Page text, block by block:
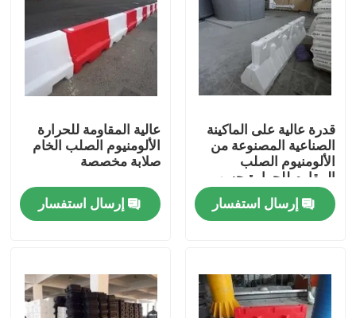
قدرة عالية على الماكينة
الصناعية المصنوعة من
الألومنيوم الصلب
المقاوم للحرارة حسب
الطلب
إرسال استفسار
عالية المقاومة للحرارة
الألومنيوم الصلب الخام
صلابة مخصصة
إرسال استفسار